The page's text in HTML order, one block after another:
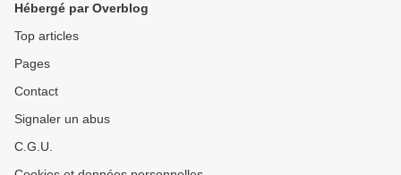
Hébergé par Overblog
Top articles
Pages
Contact
Signaler un abus
C.G.U.